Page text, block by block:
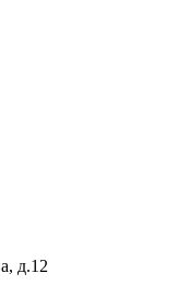
д.12